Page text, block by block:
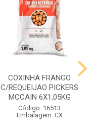
COXINHA FRANGO
C/REQUEIJAO PICKERS
MCCAIN 6X1,05KG
Código: 16513
Embalagem: CX